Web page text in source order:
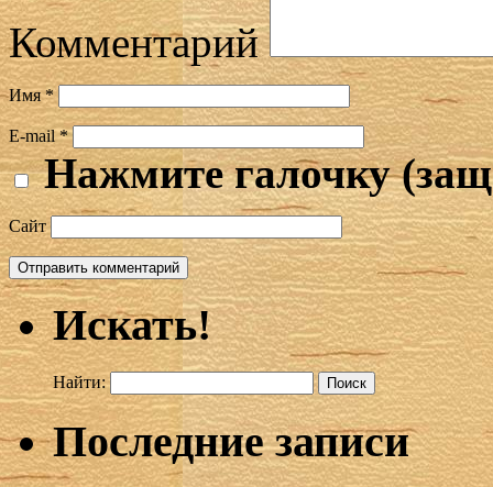
Комментарий
Имя*
E-mail*
Нажмите галочку
Сайт
Искать!
Найти:
Последние записи